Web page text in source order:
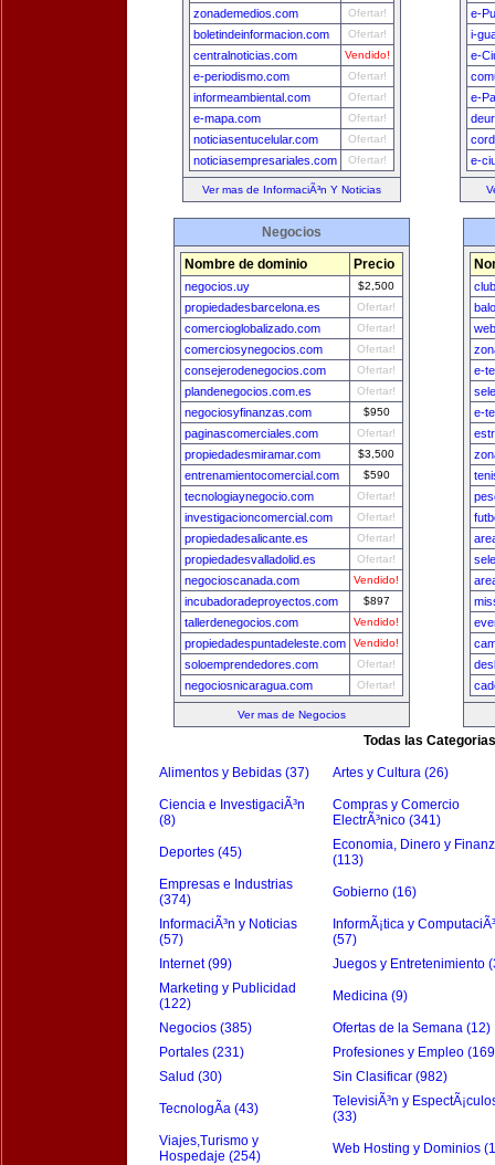
zonademedios.com Ofertar!
boletindeinformacion.com Ofertar!
centralnoticias.com Vendido!
e-periodismo.com Ofertar!
informeambiental.com Ofertar!
e-mapa.com Ofertar!
noticiasentucelular.com Ofertar!
noticiasempresariales.com Ofertar!
Ver mas de InformaciÃ³n Y Noticias
e-
i-
e-
e-
e-
Negocios
Nombre de dominio Precio
negocios.uy $2,500
propiedadesbarcelona.es Ofertar!
comercioglobalizado.com Ofertar!
comerciosynegocios.com Ofertar!
consejerodenegocios.com Ofertar!
plandenegocios.com.es Ofertar!
negociosyfinanzas.com $950
paginascomerciales.com Ofertar!
propiedadesmiramar.com $3,500
entrenamientocomercial.com $590
tecnologiaynegocio.com Ofertar!
investigacioncomercial.com Ofertar!
propiedadesalicante.es Ofertar!
propiedadesvalladolid.es Ofertar!
negocioscanada.com Vendido!
incubadoradeproyectos.com $897
tallerdenegocios.com Vendido!
propiedadespuntadeleste.com Vendido!
soloemprendedores.com Ofertar!
negociosnicaragua.com Ofertar!
Ver mas de Negocios
e-
e-
Todas las Categorias
Alimentos y Bebidas (37) Artes y Cultura (26)
Ciencia e InvestigaciÃ³n
(8)
Compras y Comercio
ElectrÃ³nico (341)
Deportes (45)
Economia, Dinero y
(113)
Empresas e Industrias
(374)
Gobierno (16)
InformaciÃ³n y Noticias
(57)
InformÃ¡tica y
(57)
Internet (99)
Juegos y Entretenimiento
Marketing y Publicidad
(122)
Medicina (9)
Negocios (385)
Ofertas de la Semana (12)
Portales (231)
Profesiones y Empleo
Salud (30)
Sin Clasificar (982)
TecnologÃ­a (43)
TelevisiÃ³n y
(33)
Viajes,Turismo y
Hospedaje (254)
Web Hosting y Dominios